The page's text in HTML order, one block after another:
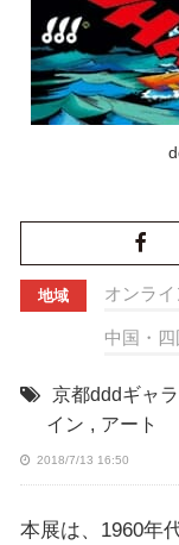
地域 オンライ
中国・四
京都dddギャ
イン , アート
2018/7/13 16:50
本展は、1960年